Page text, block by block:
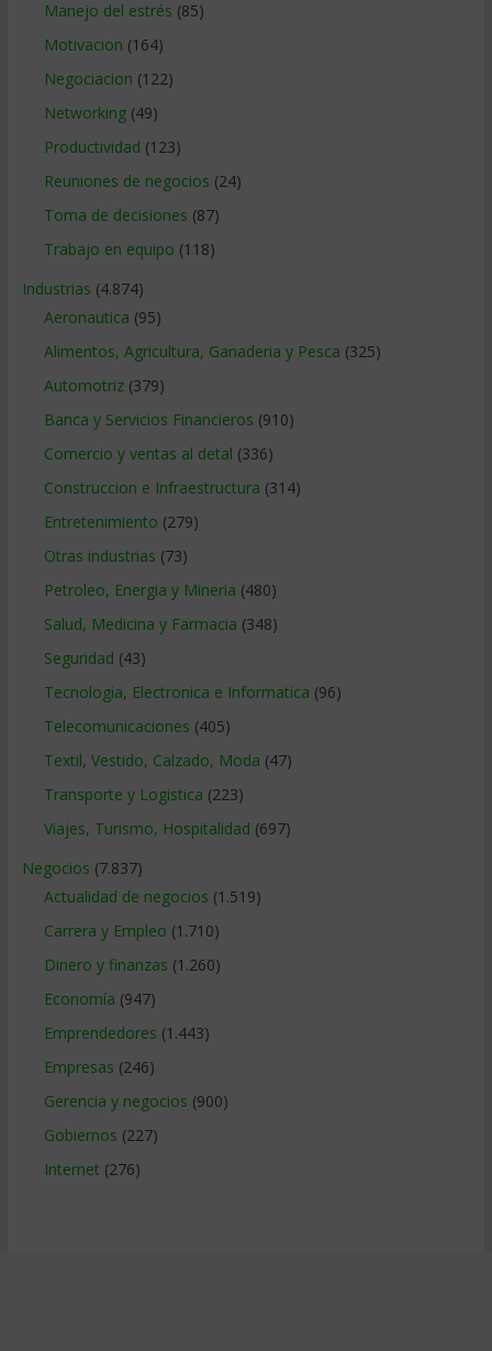
Manejo del estrés (85)
Motivacion (164)
Negociacion (122)
Networking(49)
Productividad (123)
Reuniones de negocios (24)
Toma de decisiones (87)
Trabajo en equipo (118)
Industrias (4.874)
Aeronautica (95)
Alimentos, Agricultura, Ganaderia y Pesca (325)
Automotriz(379)
Banca y Servicios Financieros (910)
Comercio y ventas al detal (336)
Construccion e Infraestructura (314)
Entretenimiento (279)
Otras industrias (73)
Petroleo, Energia y Mineria (480)
Salud, Medicina y Farmacia (348)
Seguridad (43)
Tecnologia, Electronica e Informatica (96)
Telecomunicaciones (405)
Textil, Vestido, Calzado, Moda (47)
Transporte y Logistica (223)
Viajes, Turismo, Hospitalidad (697)
Negocios (7.837)
Actualidad de negocios (1.519)
Carrera y Empleo (1.710)
Dinero y finanzas (1.260)
Economía (947)
Emprendedores (1.443)
Empresas (246)
Gerencia y negocios (900)
Gobiernos (227)
Internet (276)